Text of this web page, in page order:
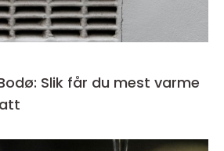
Slik får du mest varme